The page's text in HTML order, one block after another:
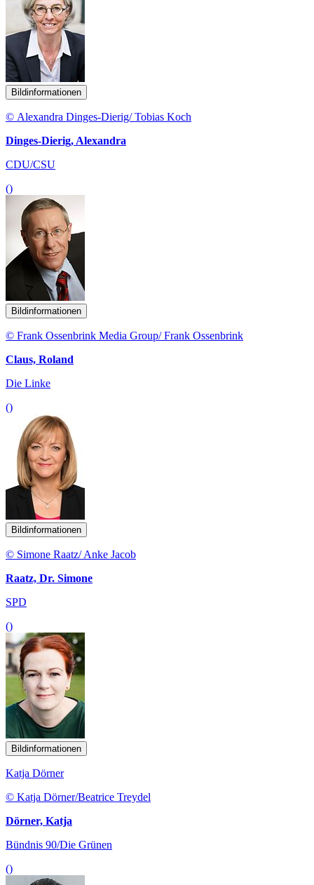
Bildinformationen
© Alexandra Dinges-Dierig/ Tobias Koch
Dinges-Dierig, Alexandra
CDU/CSU
()
Bildinformationen
© Frank Ossenbrink Media Group/ Frank Ossenbrink
Claus, Roland
Die Linke
()
Bildinformationen
© Simone Raatz/ Anke Jacob
Raatz, Dr. Simone
SPD
()
Bildinformationen
Katja Dörner
© Katja Dörner/Beatrice Treydel
Dörner, Katja
Bündnis 90/Die Grünen
()